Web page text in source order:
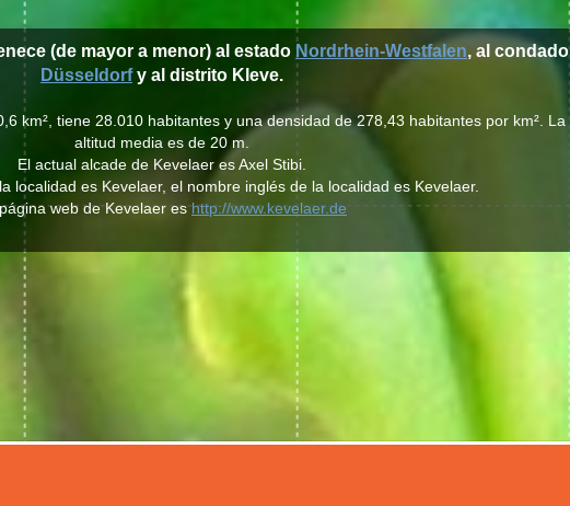
(de mayor a menor) al estado Nordrhein-Westfalen, al condado
Düsseldorfy al distrito Kleve.
km², tiene 28.010 habitantes y una densidad de 278,43 habitantes por km². La
altitud media es de 20 m.
El actual alcade de Kevelaer es Axel Stibi.
localidad es Kevelaer, el nombre inglés de la localidad es Kevelaer.
web de Kevelaer eshttp://www.kevelaer.de